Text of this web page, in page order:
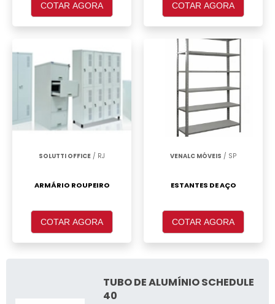
COTAR AGORA COTAR AGORA
SOLUTTI OFFICE / RJ
ARMÁRIO ROUPEIRO
COTAR AGORA
VENALC MÓVEIS / SP
ESTANTES DE AÇO
COTAR AGORA
TUBO DE ALUMÍNIO SCHEDULE
40